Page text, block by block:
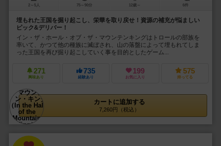
2～5人 75～90分 12歳～ 6件
埋もれた王国を掘り起こし、栄華を取り戻せ！資源の補充が悩ましい
ピック&デリバー！
イン・ザ・ホール・オブ・ザ・マウンテンキングはトロールの部族を
率いて、かつて他の種族に滅ぼされ、山の落盤によって埋もれてしま
った王国を再び掘り起こしていく事を目的としたゲーム...
271
興味あり
735
経験あり
199
お気に入り
575
持ってる
カートに追加する
7,260円（税込）